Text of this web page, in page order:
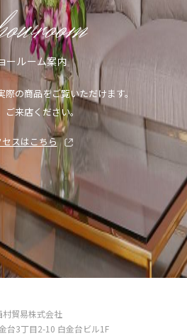
ールーム案内
の商品をご覧いただけます。
ご来店ください。
セスはこちら
村貿易株式会社
台3丁目2-10 白金台ビル1F